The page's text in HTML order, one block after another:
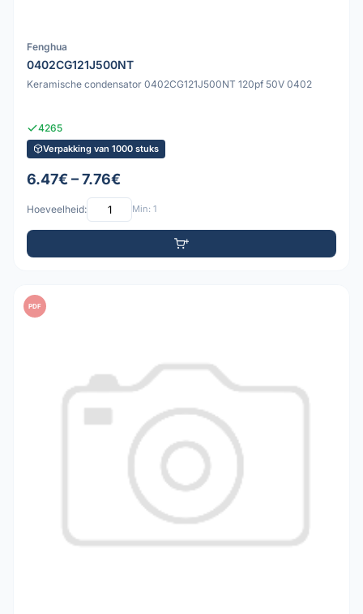
Fenghua
0402CG121J500NT
Keramische condensator 0402CG121J500NT 120pf 50V 0402
4265
Verpakking van 1000 stuks
6.47€ – 7.76€
Hoeveelheid: Min: 1
PDF